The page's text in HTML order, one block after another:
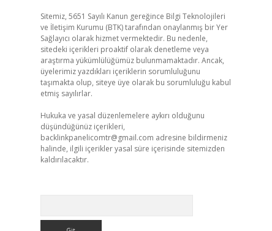
Sitemiz, 5651 Sayılı Kanun gereğince Bilgi Teknolojileri
ve İletişim Kurumu (BTK) tarafından onaylanmış bir Yer
Sağlayıcı olarak hizmet vermektedir. Bu nedenle,
sitedeki içerikleri proaktif olarak denetleme veya
araştırma yükümlülüğümüz bulunmamaktadır. Ancak,
üyelerimiz yazdıkları içeriklerin sorumluluğunu
taşımakta olup, siteye üye olarak bu sorumluluğu kabul
etmiş sayılırlar.
Hukuka ve yasal düzenlemelere aykırı olduğunu
düşündüğünüz içerikleri,
backlinkpanelicomtr@gmail.com adresine bildirmeniz
halinde, ilgili içerikler yasal süre içerisinde sitemizden
kaldırılacaktır.